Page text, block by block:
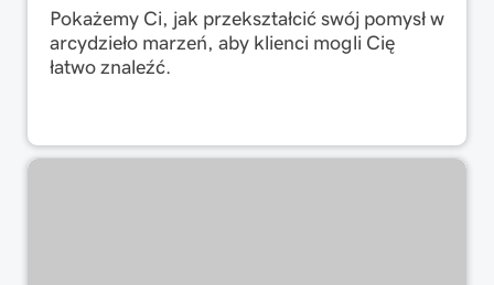
Pokażemy Ci, jak przekształcić swój pomysł w
arcydzieło marzeń, aby klienci mogli Cię
łatwo znaleźć.